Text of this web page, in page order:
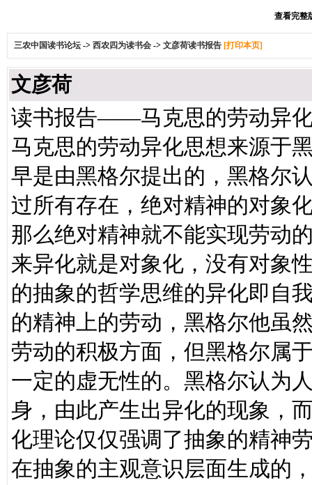
查看完整
三农中国读书论坛 -> 西农四为读书会 -> 文彦荷读书报告 [打印本页]
文彦荷
读书报告——马克思的劳动异
马克思的劳动异化思想来源于
早是由黑格尔提出的，黑格尔
过所有存在，绝对精神的对象
那么绝对精神就不能实现劳动
来异化就是对象化，没有对象
的抽象的哲学思维的异化即自
的精神上的劳动，黑格尔他虽
劳动的积极方面，但黑格尔属
一定的虚无性的。黑格尔认为
身，由此产生出异化的现象，
化理论仅仅强调了抽象的精神
在抽象的主观意识层面生成的